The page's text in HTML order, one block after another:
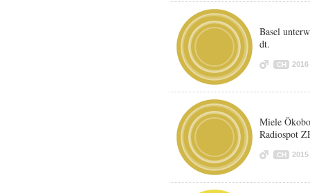
Basel
dt.
CH 2016
Miele
Radiospot
CH 2015